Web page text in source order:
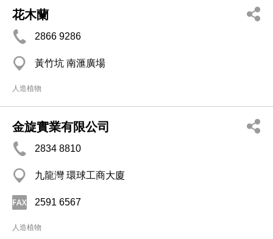
花木蘭
2866 9286
黃竹坑 南滙廣場
人造植物
金旋實業有限公司
2834 8810
九龍灣 環球工商大廈
2591 6567
人造植物